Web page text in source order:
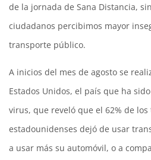
de la jornada de Sana Distancia,
ciudadanos percibimos mayor
transporte público.
A inicios del mes de agosto se
Estados Unidos, el país que ha
virus, que reveló que el 62% de
estadounidenses dejó de usar
a usar más su automóvil, o a